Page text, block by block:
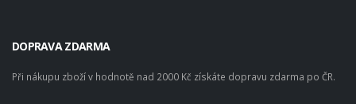
DOPRAVA ZDARMA
Při nákupu zboží v hodnotě nad 2000 Kč získáte dopravu zdarma po ČR.